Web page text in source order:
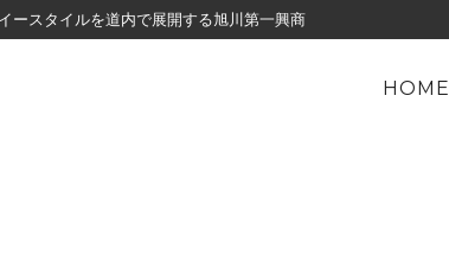
ースタイルを道内で展開する旭川第一興商
HOME